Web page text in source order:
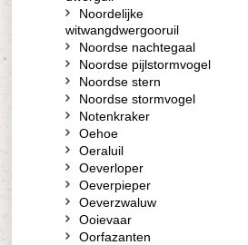
Noordelijke
witwangdwergooruil
Noordse nachtegaal
Noordse pijlstormvogel
Noordse stern
Noordse stormvogel
Notenkraker
Oehoe
Oeraluil
Oeverloper
Oeverpieper
Oeverzwaluw
Ooievaar
Oorfazanten